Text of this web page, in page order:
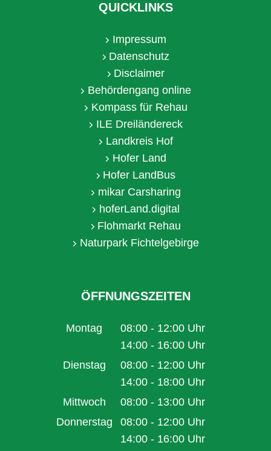
QUICKLINKS
Impressum
Datenschutz
Disclaimer
Behördengang online
Kompass für Rehau
ILE Dreiländereck
Landkreis Hof
Hofer Land
Hofer LandBus
mikar Carsharing
hoferLand.digital
Flohmarkt Rehau
Naturpark Fichtelgebirge
ÖFFNUNGSZEITEN
Montag 08:00 - 12:00 Uhr
Von 08:00 bis 12:00 Uhr
14:00 - 16:00 Uhr
Von 14:00 bis 16:00 Uhr
Dienstag 08:00 - 12:00 Uhr
Von 08:00 bis 12:00 Uhr
14:00 - 18:00 Uhr
Von 14:00 bis 18:00 Uhr
Mittwoch 08:00 - 13:00 Uhr
Von 08:00 bis 13:00 Uhr
Donnerstag 08:00 - 12:00 Uhr
Von 08:00 bis 12:00 Uhr
14:00 - 16:00 Uhr